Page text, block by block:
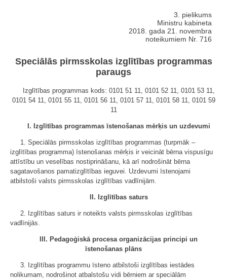
3. pielikums
Ministru kabineta
2018. gada 21. novembra
noteikumiem Nr. 716
Speciālās pirmsskolas izglītības programmas
paraugs
Izglītības programmas kods: 0101 51 11, 0101 52 11, 0101 53 11,
0101 54 11, 0101 55 11, 0101 56 11, 0101 57 11, 0101 58 11, 0101 59
11
I. Izglītības programmas īstenošanas mērķis un uzdevumi
1. Speciālās pirmsskolas izglītības programmas (turpmāk –
izglītības programma) īstenošanas mērķis ir veicināt bērna vispusīgu
attīstību un veselības nostiprināšanu, kā arī nodrošināt bērna
sagatavošanos pamatizglītības ieguvei. Uzdevumi īstenojami
atbilstoši valsts pirmsskolas izglītības vadlīnijām.
II. Izglītības saturs
2. Izglītības saturs ir noteikts valsts pirmsskolas izglītības
vadlīnijās.
III. Pedagoģiskā procesa organizācijas principi un
īstenošanas plāns
3. Izglītības programmu īsteno atbilstoši izglītības iestādes
nolikumam, nodrošinot atbalstošu vidi bērniem ar speciālām